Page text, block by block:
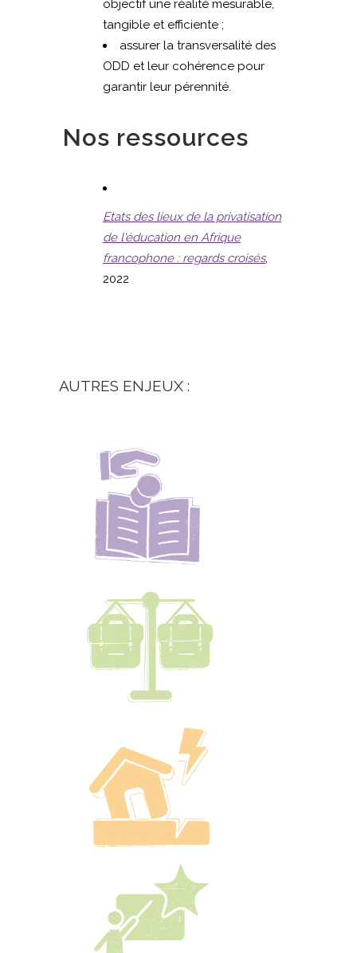
objectif une réalité mesurable,
tangible et efficiente ;
assurer la transversalité des
ODD et leur cohérence pour
garantir leur pérennité.
Nos ressources
Etats des lieux de la privatisation
de l'éducation en Afrique
francophone : regards croisés,
2022
AUTRES ENJEUX :